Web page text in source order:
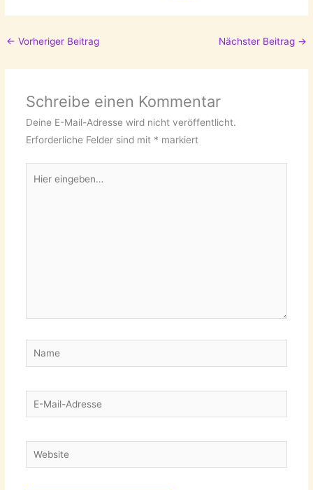
← Vorheriger Beitrag Nächster Beitrag →
Schreibe einen Kommentar
Deine E-Mail-Adresse wird nicht veröffentlicht.
Erforderliche Felder sind mit * markiert
eingeben…
Name
E-
Mail-
Website